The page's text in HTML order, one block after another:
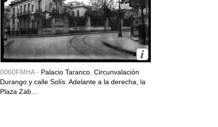
0060FMHA - Palacio Taranco. Circunvalación
Durango y calle Solís. Adelante a la derecha, la
Plaza Zab...